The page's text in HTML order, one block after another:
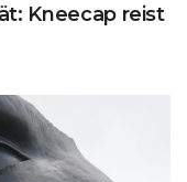
Kneecap reist